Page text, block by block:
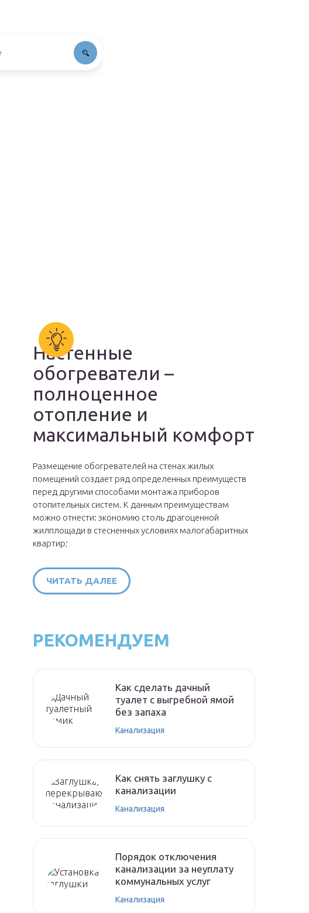
Настенные
обогреватели –
полноценное
отопление и
максимальный комфорт
Размещение обогревателей на стенах жилых
помещений создает ряд определенных преимуществ
перед другими способами монтажа приборов
отопительных систем. К данным преимуществам
можно отнести: экономию столь драгоценной
жилплощади в стесненных условиях малогабаритных
квартир;
ЧИТАТЬ ДАЛЕЕ
РЕКОМЕНДУЕМ
Как сделать дачный
туалет с выгребной ямой
без запаха
Канализация
Как снять заглушку с
канализации
Канализация
Порядок отключения
канализации за неуплату
коммунальных услуг
Канализация